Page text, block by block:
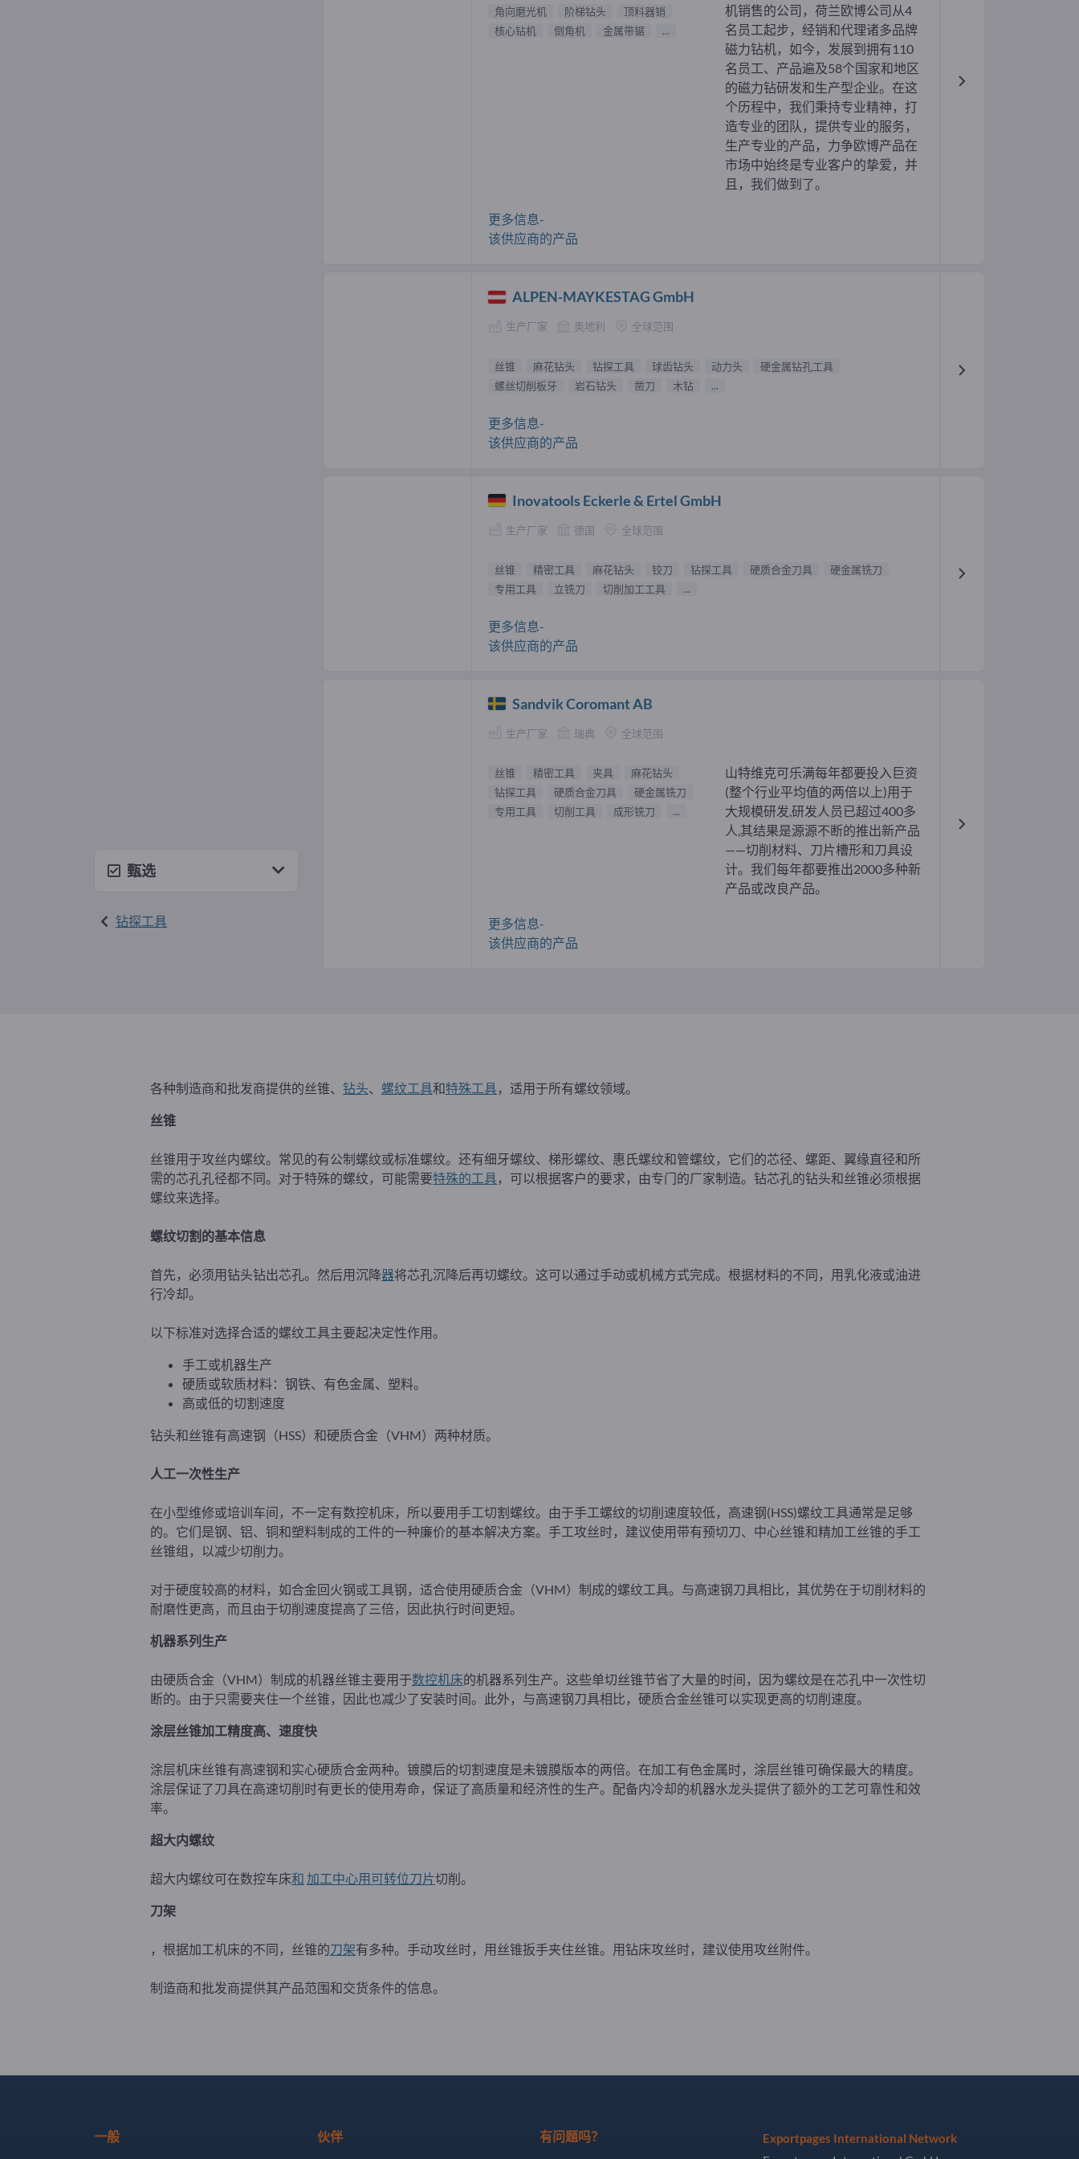
甄选
钻探工具
角向磨光机
阶梯钻头
顶料器销
核心钻机
倒角机 金属带锯 ...
机销售的公司，荷兰欧博公司从4
名员工起步，经销和代理诸多品牌
磁力钻机，如今，发展到拥有110
名员工、产品遍及58个国家和地区
的磁力钻研发和生产型企业。在这
个历程中，我们秉持专业精神，打
造专业的团队，提供专业的服务，
生产专业的产品，力争欧博产品在
市场中始终是专业客户的挚爱，并
且，我们做到了。
更多信息-
该供应商的产品
ALPEN-MAYKESTAG GmbH
生产厂家 奥地利 全球范围
丝锥 麻花钻头 钻探工具 球齿钻头 动力头
硬金属钻孔工具
螺丝切削板牙
岩石钻头 凿刀 木钻 ...
更多信息-
该供应商的产品
Inovatools Eckerle & Ertel GmbH
生产厂家 德国 全球范围
丝锥 精密工具 麻花钻头 铰刀 钻探工具 硬质合金刀具
硬金属铣刀
专用工具
立铣刀 切削加工工具 ...
更多信息-
该供应商的产品
Sandvik Coromant AB
生产厂家 瑞典 全球范围
丝锥 精密工具 夹具
麻花钻头
钻探工具
硬质合金刀具
硬金属铣刀
专用工具
切削工具 成形铣刀 ...
山特维克可乐满每年都要投入巨资
(整个行业平均值的两倍以上)用于
大规模研发,研发人员已超过400多
人,其结果是源源不断的推出新产品
——切削材料、刀片槽形和刀具设
计。我们每年都要推出2000多种新
产品或改良产品。
更多信息-
该供应商的产品
各种制造商和批发商提供的丝锥、 钻头、 螺纹工具和特殊工具，适用于所有螺纹领域。
丝锥
丝锥用于攻丝内螺纹。常见的有公制螺纹或标准螺纹。还有细牙螺纹、梯形螺纹、惠氏螺纹和管螺纹，它们的芯径、螺距、翼缘直径和所
需的芯孔孔径都不同。对于特殊的螺纹，可能需要特殊的工具，可以根据客户的要求，由专门的厂家制造。钻芯孔的钻头和丝锥必须根据
螺纹来选择。
螺纹切割的基本信息
首先，必须用钻头钻出芯孔。然后用沉降器将芯孔沉降后再切螺纹。这可以通过手动或机械方式完成。根据材料的不同，用乳化液或油进
行冷却。
以下标准对选择合适的螺纹工具主要起决定性作用。
手工或机器生产
硬质或软质材料：钢铁、有色金属、塑料。
高或低的切割速度
钻头和丝锥有高速钢（HSS）和硬质合金（VHM）两种材质。
人工一次性生产
在小型维修或培训车间，不一定有数控机床，所以要用手工切割螺纹。由于手工螺纹的切削速度较低，高速钢(HSS)螺纹工具通常是足够
的。它们是钢、铝、铜和塑料制成的工件的一种廉价的基本解决方案。手工攻丝时，建议使用带有预切刀、中心丝锥和精加工丝锥的手工
丝锥组，以减少切削力。
对于硬度较高的材料，如合金回火钢或工具钢，适合使用硬质合金（VHM）制成的螺纹工具。与高速钢刀具相比，其优势在于切削材料的
耐磨性更高，而且由于切削速度提高了三倍，因此执行时间更短。
机器系列生产
由硬质合金（VHM）制成的机器丝锥主要用于数控机床的机器系列生产。这些单切丝锥节省了大量的时间，因为螺纹是在芯孔中一次性切
断的。由于只需要夹住一个丝锥，因此也减少了安装时间。此外，与高速钢刀具相比，硬质合金丝锥可以实现更高的切削速度。
涂层丝锥加工精度高、速度快
涂层机床丝锥有高速钢和实心硬质合金两种。镀膜后的切割速度是未镀膜版本的两倍。在加工有色金属时，涂层丝锥可确保最大的精度。
涂层保证了刀具在高速切削时有更长的使用寿命，保证了高质量和经济性的生产。配备内冷却的机器水龙头提供了额外的工艺可靠性和效
率。
超大内螺纹
超大内螺纹可在数控车床和 加工中心用可转位刀片切削。
刀架
，根据加工机床的不同，丝锥的刀架有多种。手动攻丝时，用丝锥扳手夹住丝锥。用钻床攻丝时，建议使用攻丝附件。
制造商和批发商提供其产品范围和交货条件的信息。
一般 伙伴 有问题吗？
Exportpages International Network